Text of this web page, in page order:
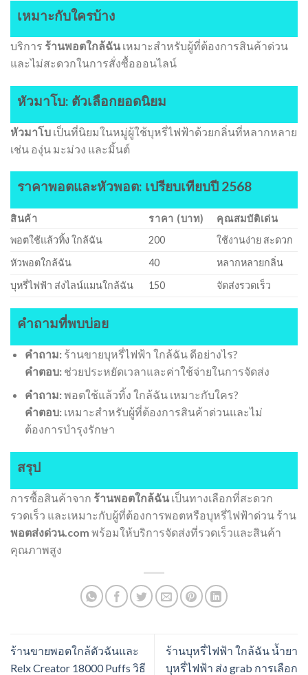
เหมาะกับใครบ้าง
บริการ ร้านพอตใกล้ฉัน เหมาะสำหรับผู้ที่ต้องการสินค้าด่วน
และไม่สะดวกในการสั่งซื้อออนไลน์
หัวมาโบ: ตัวเลือกยอดนิยม
หัวมาโบ เป็นที่นิยมในหมู่ผู้ใช้บุหรี่ไฟฟ้าด้วยกลิ่นที่หลากหลาย
เช่น องุ่น มะม่วง และมิ้นต์
ราคาพอตและหัวพอต: เปรียบเทียบปี 2568
สินค้า ราคา (บาท)
คุณสมบัติเด่น
พอตใช้แล้วทิ้ง ใกล้ฉัน
200
ใช้งานง่าย สะดวก
หัวพอตใกล้ฉัน
40
หลากหลายกลิ่น
บุหรี่ไฟฟ้า ส่งไลน์แมนใกล้ฉัน
150 จัดส่งรวดเร็ว
คำถามที่พบบ่อย
คำถาม:ร้านขายบุหรี่ไฟฟ้า ใกล้ฉัน ดีอย่างไร?
คำตอบ:ช่วยประหยัดเวลาและค่าใช้จ่ายในการจัดส่ง
คำถาม:พอตใช้แล้วทิ้ง ใกล้ฉัน เหมาะกับใคร?
คำตอบ:เหมาะสำหรับผู้ที่ต้องการสินค้าด่วนและไม่
ต้องการบำรุงรักษา
สรุป
การซื้อสินค้าจาก ร้านพอตใกล้ฉัน เป็นทางเลือกที่สะดวก
รวดเร็ว และเหมาะกับผู้ที่ต้องการพอตหรือบุหรี่ไฟฟ้าด่วน ร้าน
พอตส่งด่วน.com พร้อมให้บริการจัดส่งที่รวดเร็วและสินค้า
คุณภาพสูง
ร้านขายพอตใกล้ตัวฉันและ
Relx Creator 18000 Puffs วิธี
ร้านบุหรี่ไฟฟ้า ใกล้ฉัน น้ำยา
บุหรี่ไฟฟ้า ส่ง grab การเลือก